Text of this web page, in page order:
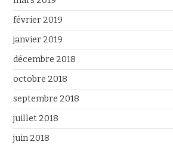
février 2019
janvier 2019
décembre 2018
octobre 2018
septembre 2018
juillet 2018
juin 2018